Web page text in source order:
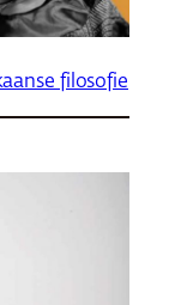
filosofie